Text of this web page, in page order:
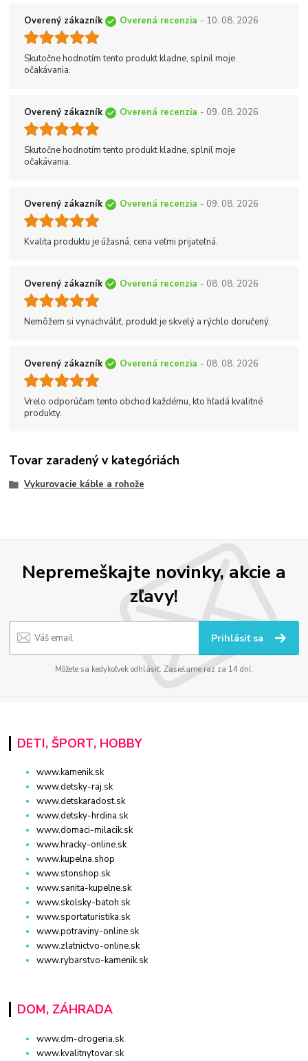
Overený zákazník Overená recenzia - 10. 08. 2026
Skutočne hodnotím tento produkt kladne, splnil moje
očakávania.
Overený zákazník Overená recenzia - 09. 08. 2026
Skutočne hodnotím tento produkt kladne, splnil moje
očakávania.
Overený zákazník Overená recenzia - 09. 08. 2026
Kvalita produktu je úžasná, cena veľmi prijateľná.
Overený zákazník Overená recenzia - 08. 08. 2026
Nemôžem si vynachváliť, produkt je skvelý a rýchlo doručený.
Overený zákazník Overená recenzia - 08. 08. 2026
Vrelo odporúčam tento obchod každému, kto hľadá kvalitné
produkty.
Tovar zaradený v kategóriách
Vykurovacie káble a rohože
Nepremeškajte novinky, akcie a
zľavy!
Prihlásiť sa
Môžete sa kedykoľvek odhlásiť. Zasielame raz za 14 dní.
DETI, ŠPORT, HOBBY
www.kamenik.sk
www.detsky-raj.sk
www.detskaradost.sk
www.detsky-hrdina.sk
www.domaci-milacik.sk
www.hracky-online.sk
www.kupelna.shop
www.stonshop.sk
www.sanita-kupelne.sk
www.skolsky-batoh.sk
www.sportaturistika.sk
www.potraviny-online.sk
www.zlatnictvo-online.sk
www.rybarstvo-kamenik.sk
DOM, ZÁHRADA
www.dm-drogeria.sk
www.kvalitnytovar.sk